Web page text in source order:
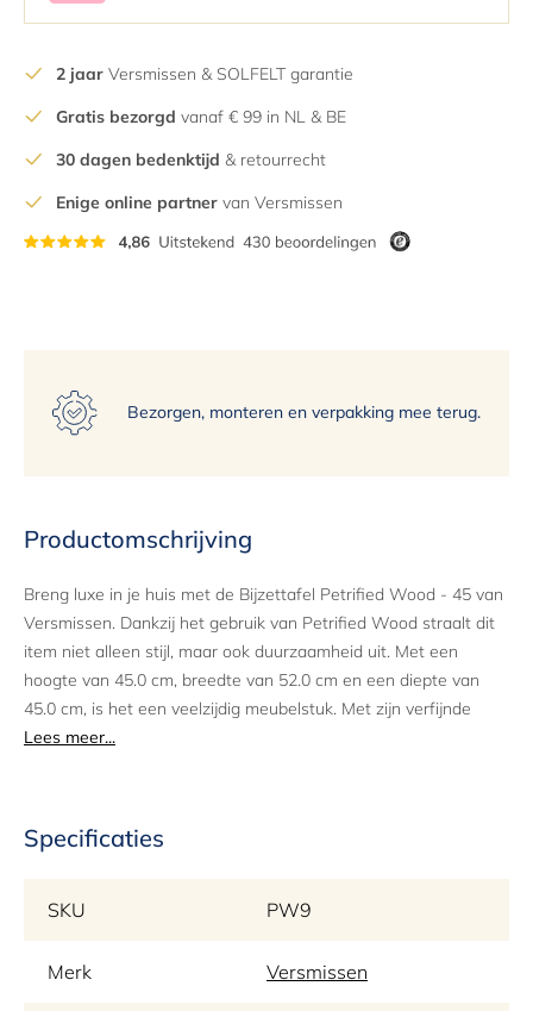
7
10
11
14
2 jaar Versmissen & SOLFELT garantie
Gratis bezorgd vanaf € 99 in NL & BE
30 dagen bedenktijd & retourrecht
Enige online partner van Versmissen
Bezorgen, monteren en verpakking mee terug.
Productomschrijving
Breng luxe in je huis met de Bijzettafel Petrified Wood - 45 van
Versmissen. Dankzij het gebruik van Petrified Wood straalt dit
item niet alleen stijl, maar ook duurzaamheid uit. Met een
hoogte van 45.0 cm, breedte van 52.0 cm en een diepte van
45.0 cm, is het een veelzijdig meubelstuk. Met zijn verfijnde
details is het de perfecte aanvulling voor elke ruimte.
Lees meer...
Specificaties
SKU PW9
Merk Versmissen